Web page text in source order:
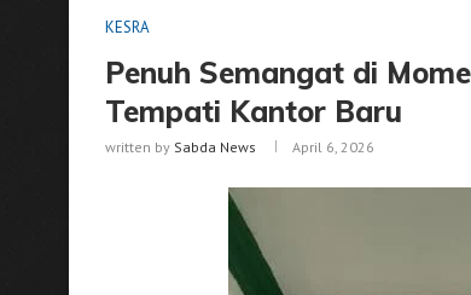
KESRA
Penuh Semangat di
Tempati Kantor Baru
written by Sabda News April 6, 2026